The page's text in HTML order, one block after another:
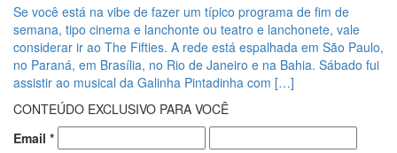
Se você está na vibe de fazer um típico programa de fim de
semana, tipo cinema e lanchonte ou teatro e lanchonete, vale
considerar ir ao The Fifties. A rede está espalhada em São Paulo,
no Paraná, em Brasília, no Rio de Janeiro e na Bahia. Sábado fui
assistir ao musical da Galinha Pintadinha com […]
CONTEÚDO EXCLUSIVO PARA VOCÊ
Email *